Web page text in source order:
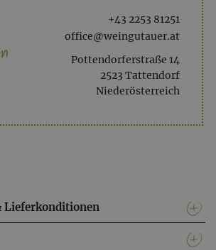
+43 2253 81251
office@weingutauer.at
Pottendorferstraße 14
2523 Tattendorf
Niederösterreich
Lieferkonditionen